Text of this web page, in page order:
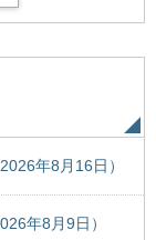
年8月16日）
年8月9日）